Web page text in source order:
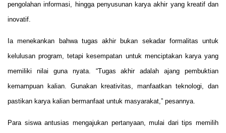
pengolahan informasi, hingga penyusunan karya akhir yang kreatif dan
inovatif.
Ia menekankan bahwa tugas akhir bukan sekadar formalitas untuk
kelulusan program, tetapi kesempatan untuk menciptakan karya yang
memiliki nilai guna nyata. “Tugas akhir adalah ajang pembuktian
kemampuan kalian. Gunakan kreativitas, manfaatkan teknologi, dan
pastikan karya kalian bermanfaat untuk masyarakat,” pesannya.
Para siswa antusias mengajukan pertanyaan, mulai dari tips memilih